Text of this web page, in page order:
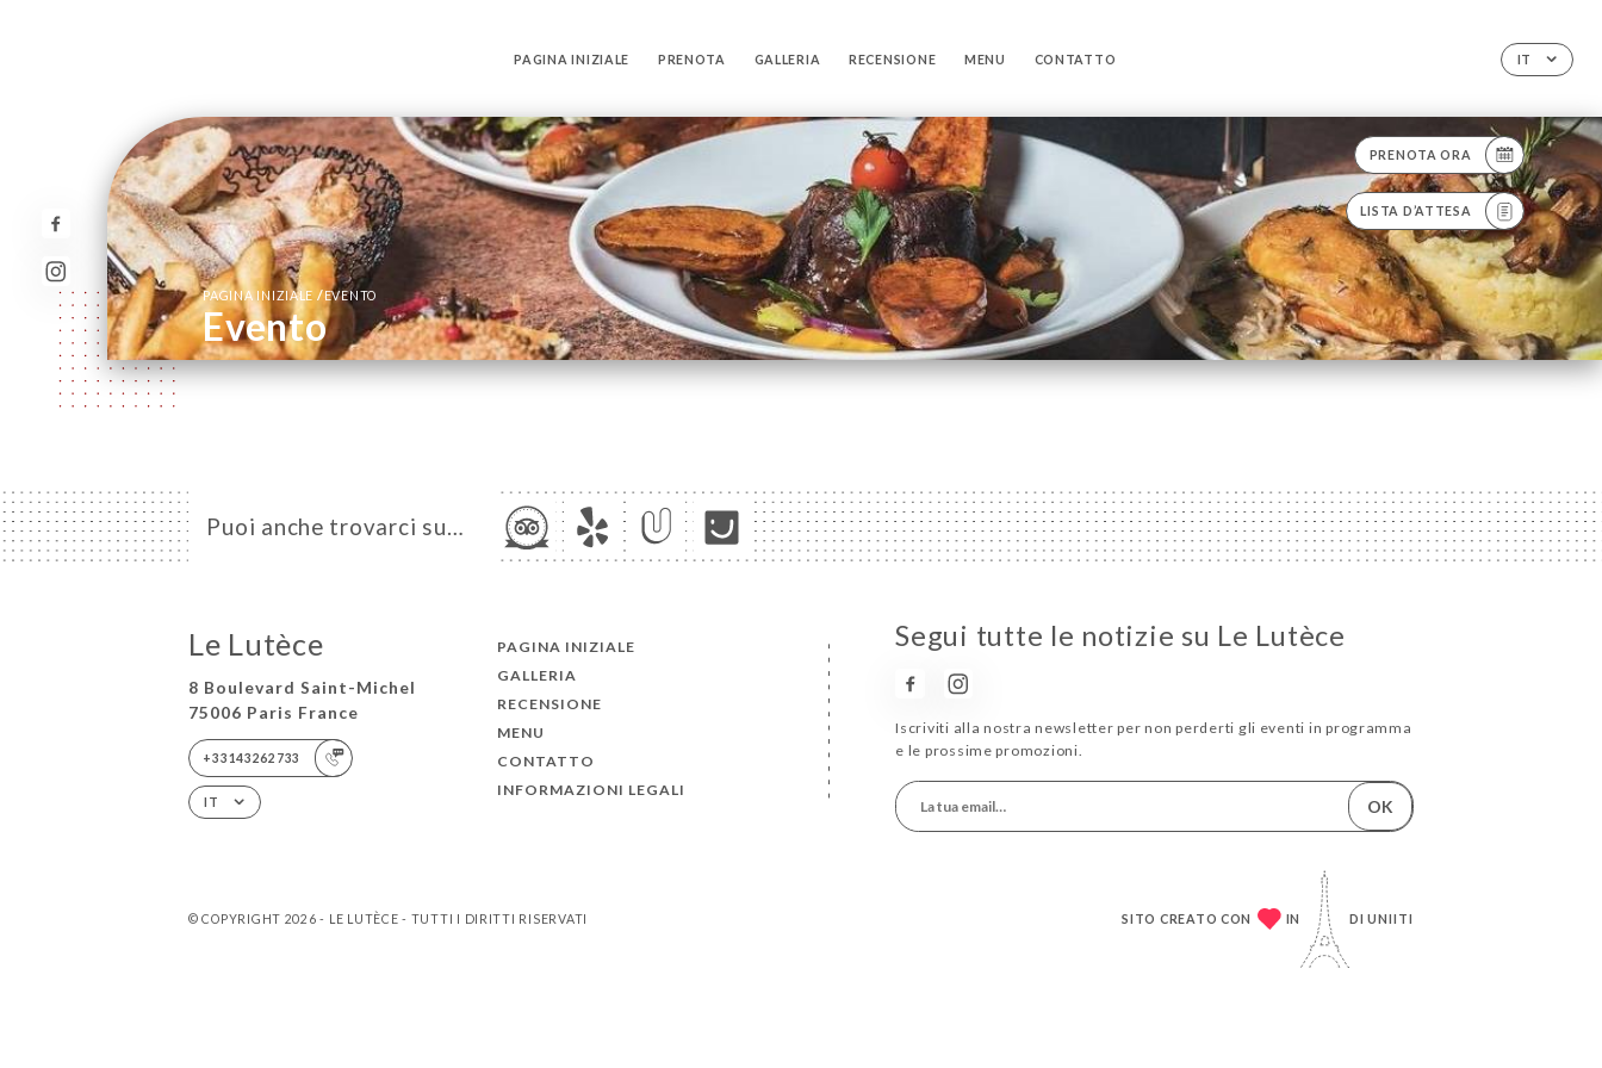
IT
PAGINA INIZIALE PRENOTA GALLERIA RECENSIONE MENU CONTATTO
PRENOTA ORA
LISTA D’ATTESA
PAGINA INIZIALE /EVENTO
Evento
Puoi anche trovarci su…
Le Lutèce
8 Boulevard Saint-Michel
75006 Paris France
+33143262733
IT
PAGINA INIZIALE
GALLERIA
RECENSIONE
MENU
CONTATTO
INFORMAZIONI LEGALI
Segui tutte le notizie su Le Lutèce
Iscriviti alla nostra newsletter per non perderti gli eventi in programma
e le prossime promozioni.
OK
© COPYRIGHT 2026 - LE LUTÈCE - TUTTI I DIRITTI RISERVATI SITO CREATO CON IN DIUNIITI